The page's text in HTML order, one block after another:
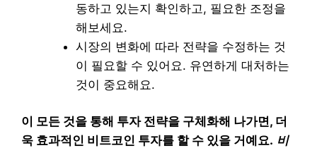
동하고 있는지 확인하고, 필요한 조정을
해보세요.
시장의 변화에 따라 전략을 수정하는 것
이 필요할 수 있어요. 유연하게 대처하는
것이 중요해요.
이 모든 것을 통해 투자 전략을 구체화해 나가면, 더
욱 효과적인 비트코인 투자를 할 수 있을 거예요. 비